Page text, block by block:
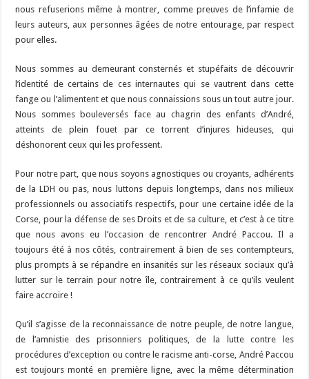
nous refuserions même à montrer, comme preuves de l’infamie de
leurs auteurs, aux personnes âgées de notre entourage, par respect
pour elles.
Nous sommes au demeurant consternés et stupéfaits de découvrir
l’identité de certains de ces internautes qui se vautrent dans cette
fange ou l’alimentent et que nous connaissions sous un tout autre jour.
Nous sommes bouleversés face au chagrin des enfants d’André,
atteints de plein fouet par ce torrent d’injures hideuses, qui
déshonorent ceux qui les professent.
Pour notre part, que nous soyons agnostiques ou croyants, adhérents
de la LDH ou pas, nous luttons depuis longtemps, dans nos milieux
professionnels ou associatifs respectifs, pour une certaine idée de la
Corse, pour la défense de ses Droits et de sa culture, et c’est à ce titre
que nous avons eu l’occasion de rencontrer André Paccou. Il a
toujours été à nos côtés, contrairement à bien de ses contempteurs,
plus prompts à se répandre en insanités sur les réseaux sociaux qu’à
lutter sur le terrain pour notre île, contrairement à ce qu’ils veulent
faire accroire !
Qu’il s’agisse de la reconnaissance de notre peuple, de notre langue,
de l’amnistie des prisonniers politiques, de la lutte contre les
procédures d’exception ou contre le racisme anti-corse, André Paccou
est toujours monté en première ligne, avec la même détermination